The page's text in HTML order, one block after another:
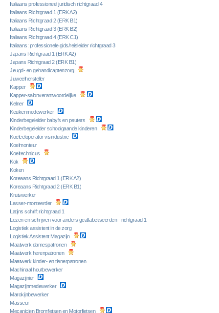
Italiaans professioneel juridisch richtgraad 4
Italiaans Richtgraad 1 (ERK A2)
Italiaans Richtgraad 2 (ERK B1)
Italiaans Richtgraad 3 (ERK B2)
Italiaans Richtgraad 4 (ERK C1)
Italiaans: professionele gids/reisleider richtgraad 3
Japans Richtgraad 1 (ERK A2)
Japans Richtgraad 2 (ERK B1)
Jeugd- en gehandicaptenzorg
Juweelhersteller
Kapper
Kapper-salonverantwoordelijke
Kelner
Keukenmedewerker
Kinderbegeleider baby's en peuters
Kinderbegeleider schoolgaande kinderen
Koelceloperator visindustrie
Koelmonteur
Koeltechnicus
Kok
Koken
Koreaans Richtgraad 1 (ERK A2)
Koreaans Richtgraad 2 (ERK B1)
Kruiswerker
Lasser-monteerder
Latijns schrift richtgraad 1
Lezen en schrijven voor anders gealfabetiseerden - richtgraad 1
Logistiek assistent in de zorg
Logistiek Assistent Magazijn
Maatwerk damespatronen
Maatwerk herenpatronen
Maatwerk kinder- en tienerpatronen
Machinaal houtbewerker
Magazijnier
Magazijnmedewerker
Marokijnbewerker
Masseur
Mecanicien Bromfietsen en Motorfietsen